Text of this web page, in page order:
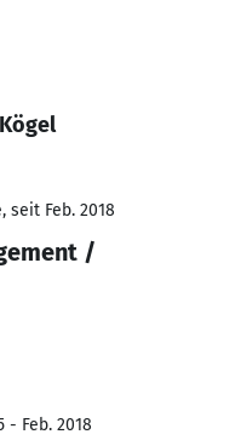
seit Feb. 2018
/
- Feb. 2018